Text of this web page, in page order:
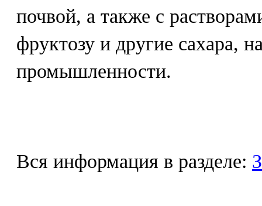
почвой, а также с
фруктозу и другие сахара,
промышленности.
Вся информация в разделе: